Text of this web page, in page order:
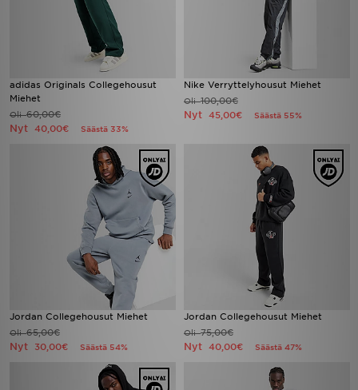
adidas Originals Collegehousut
Miehet
Oli60,00€
Nyt 40,00€ Säästä 33%
Nike Verryttelyhousut Miehet
Oli100,00€
Nyt 45,00€ Säästä 55%
Jordan Collegehousut Miehet
Oli65,00€
Nyt 30,00€ Säästä 54%
Jordan Collegehousut Miehet
Oli75,00€
Nyt 40,00€ Säästä 47%